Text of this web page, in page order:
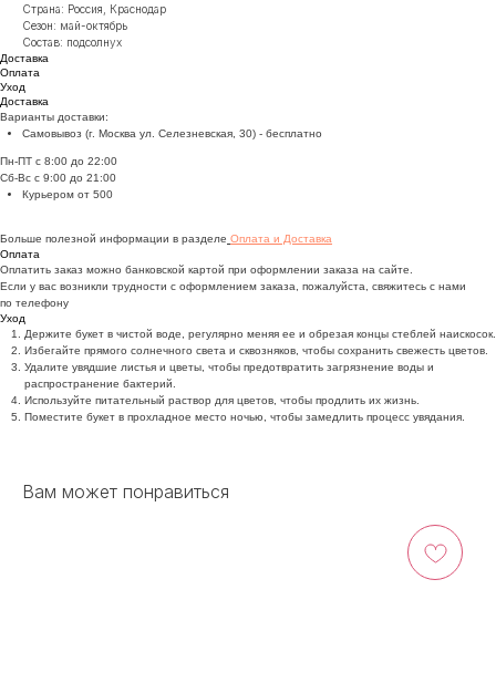
Страна: Россия, Краснодар
Сезон: май-октябрь
Состав: подсолнух
Доставка
Оплата
Уход
Доставка
Варианты доставки:
Самовывоз (г. Москва ул. Селезневская, 30) - бесплатно
Пн-ПТ с 8:00 до 22:00
Сб-Вс с 9:00 до 21:00
Курьером от 500
Больше полезной информации в разделе Оплата и Доставка
Оплата
Оплатить заказ можно банковской картой при оформлении заказа на сайте.
Если у вас возникли трудности с оформлением заказа, пожалуйста, свяжитесь с нами
по телефону
Уход
Держите букет в чистой воде, регулярно меняя ее и обрезая концы стеблей наискосок.
Избегайте прямого солнечного света и сквозняков, чтобы сохранить свежесть цветов.
Удалите увядшие листья и цветы, чтобы предотвратить загрязнение воды и
распространение бактерий.
Используйте питательный раствор для цветов, чтобы продлить их жизнь.
Поместите букет в прохладное место ночью, чтобы замедлить процесс увядания.
Вам может понравиться